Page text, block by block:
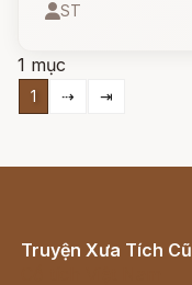
Thánh Nicolaus).
ST
1 mục
1 ⇢ ⇥
Truyện Xưa Tích Cũ